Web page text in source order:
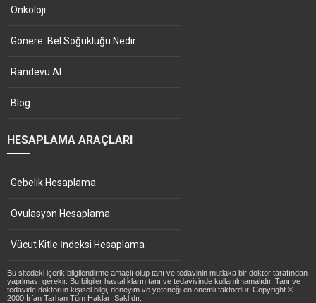
Onkoloji
Gonere: Bel Soğukluğu Nedir
Randevu Al
Blog
HESAPLAMA ARAÇLARI
Gebelik Hesaplama
Ovulasyon Hesaplama
Vücut Kitle İndeksi Hesaplama
Bu sitedeki içerik bilgilendirme amaçlı olup tanı ve tedavinin mutlaka bir doktor tarafından
yapılması gerekir. Bu bilgiler hastalıkların tanı ve tedavisinde kullanılmamalıdır. Tanı ve
tedavide doktorun kişisel bilgi, deneyim ve yeteneği en önemli faktördür. Copyright ©
2000 İrfan Tarhan Tüm Hakları Saklıdır.